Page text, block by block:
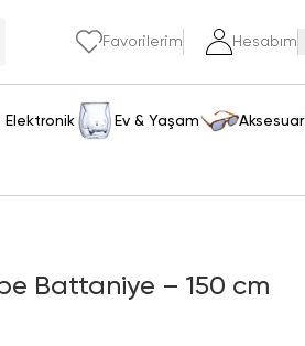
Favorilerim Hesabım
Elektronik Ev & Yaşam Aksesuar
Battaniye – 150 cm